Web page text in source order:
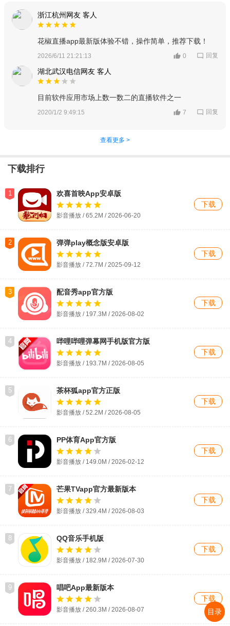
浙江杭州网友 客人
花椒直播app最新版体验不错，操作简单，推荐下载！
2026/6/11 21:21:13 0 回复
湖北武汉电信网友 客人
目前软件应用市场上数一数二的直播软件之一
2020/1/2 9:49:15 7 回复
查看更多 >
下载排行
1 欢喜首映App安卓版
影音播放 / 65.2M / 2026-06-20
下载
2 弹弹play概念版安卓版
影音播放 / 72.7M / 2025-09-12
下载
3 配音秀app官方版
影音播放 / 197.3M / 2026-08-02
下载
4 哔哩哔哩弹幕网手机版官方版
影音播放 / 193.7M / 2026-08-05
下载
5 茶杯狐app官方正版
影音播放 / 52.2M / 2026-08-05
下载
6 PP体育App官方版
影音播放 / 149.0M / 2026-02-12
下载
7 芒果TVapp官方最新版本
影音播放 / 329.4M / 2026-08-03
下载
8 QQ音乐手机版
影音播放 / 182.9M / 2026-07-30
下载
9 唱吧App最新版本
影音播放 / 260.3M /2026-08-07
下载
目录